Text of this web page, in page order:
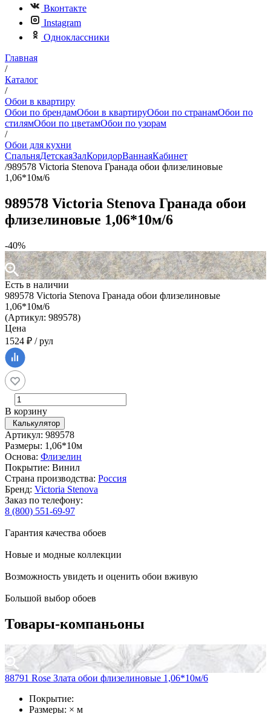
Вконтакте
Instagram
Одноклассники
Главная
/
Каталог
/
Обои в квартиру
Обои по брендамОбои в квартируОбои по странамОбои по
стилямОбои по цветамОбои по узорам
/
Обои для кухни
СпальняДетскаяЗалКоридорВаннаяКабинет
/989578 Victoria Stenova Гранада обои флизелиновые
1,06*10м/6
989578 Victoria Stenova Гранада обои
флизелиновые 1,06*10м/6
-40%
Есть в наличии
989578 Victoria Stenova Гранада обои флизелиновые
1,06*10м/6
(Артикул: 989578)
Цена
1524 ₽ / рул
В корзину
Калькулятор
Артикул: 989578
Размеры: 1,06*10м
Основа: Флизелин
Покрытие: Винил
Страна производства: Россия
Бренд: Victoria Stenova
Заказ по телефону:
8 (800) 551-69-97
Гарантия качества обоев
Новые и модные коллекции
Возможность увидеть и оценить обои вживую
Большой выбор обоев
Товары-компаньоны
88791 Rose Злата обои флизелиновые 1,06*10м/6
Покрытие:
Размеры: × м